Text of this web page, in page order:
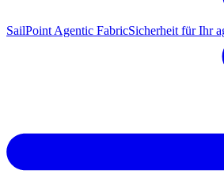
SailPoint Agentic FabricSicherheit für Ihr